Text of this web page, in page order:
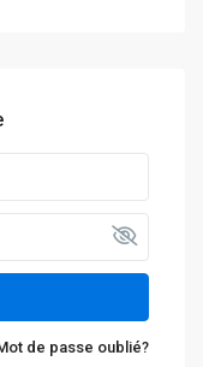
de passe oublié?